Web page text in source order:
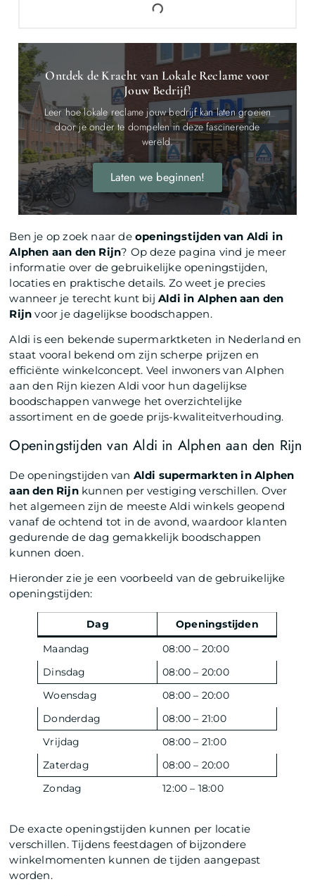
Ben je op zoek naar deopeningstijden van Aldi in
Alphen aan den Rijn? Op deze pagina vind je meer
informatie over de gebruikelijke openingstijden,
locaties en praktische details. Zo weet je precies
wanneer je terecht kunt bijAldi in Alphen aan den
Rijn voor je dagelijkse boodschappen.
Aldi is een bekende supermarktketen in Nederland en
staat vooral bekend om zijn scherpe prijzen en
efficiënte winkelconcept. Veel inwoners van Alphen
aan den Rijn kiezen Aldi voor hun dagelijkse
boodschappen vanwege het overzichtelijke
assortiment en de goede prijs-kwaliteitverhouding.
Openingstijden van Aldi in Alphen aan den Rijn
De openingstijden van Aldi supermarkten in Alphen
aan den Rijnkunnen per vestiging verschillen. Over
het algemeen zijn de meeste Aldi winkels geopend
vanaf de ochtend tot in de avond, waardoor klanten
gedurende de dag gemakkelijk boodschappen
kunnen doen.
Hieronder zie je een voorbeeld van de gebruikelijke
openingstijden:
Dag Openingstijden
Maandag 08:00 – 20:00
Dinsdag 08:00 – 20:00
Woensdag 08:00 – 20:00
Donderdag 08:00 – 21:00
Vrijdag 08:00 – 21:00
Zaterdag 08:00 – 20:00
Zondag 12:00 – 18:00
De exacte openingstijden kunnen per locatie
verschillen. Tijdens feestdagen of bijzondere
winkelmomenten kunnen de tijden aangepast
worden.
Ontdek de Kracht van Lokale Reclame voor
Jouw Bedrijf!
Leer hoe lokale reclame jouw bedrijf kan laten groeien
door je onder te dompelen in deze fascinerende
wereld.
Laten we beginnen!